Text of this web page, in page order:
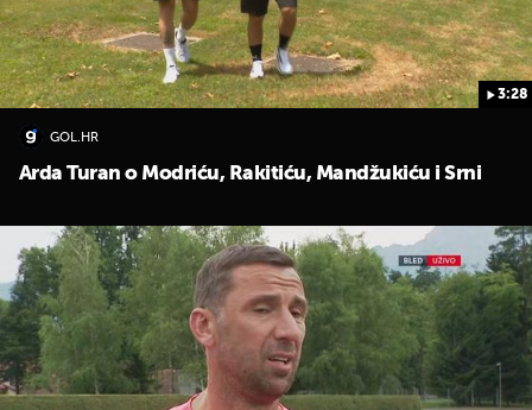
3:28
GOL.HR
Arda Turan o Modriću, Rakitiću, Mandžukiću i Srni